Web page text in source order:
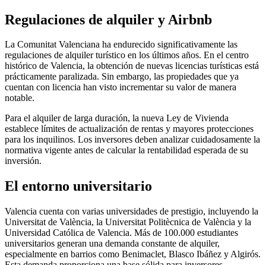
Regulaciones de alquiler y Airbnb
La Comunitat Valenciana ha endurecido significativamente las
regulaciones de alquiler turístico en los últimos años. En el centro
histórico de Valencia, la obtención de nuevas licencias turísticas está
prácticamente paralizada. Sin embargo, las propiedades que ya
cuentan con licencia han visto incrementar su valor de manera
notable.
Para el alquiler de larga duración, la nueva Ley de Vivienda
establece límites de actualización de rentas y mayores protecciones
para los inquilinos. Los inversores deben analizar cuidadosamente la
normativa vigente antes de calcular la rentabilidad esperada de su
inversión.
El entorno universitario
Valencia cuenta con varias universidades de prestigio, incluyendo la
Universitat de València, la Universitat Politècnica de València y la
Universidad Católica de Valencia. Más de 100.000 estudiantes
universitarios generan una demanda constante de alquiler,
especialmente en barrios como Benimaclet, Blasco Ibáñez y Algirós.